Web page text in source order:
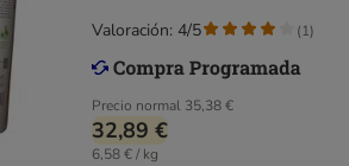
Precio normal 35,38 €
32,89 €
6,58 € / kg
Valoración: 4/5 (1)